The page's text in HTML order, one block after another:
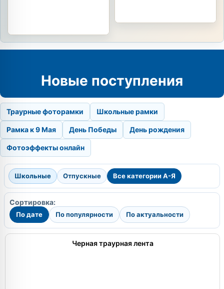
Новые поступления
Траурные фоторамки Школьные рамки
Рамка к 9 Мая День Победы День рождения
Фотоэффекты онлайн
Школьные Отпускные Все категории А-Я
Сортировка:
По дате По популярности По актуальности
Черная траурная лента